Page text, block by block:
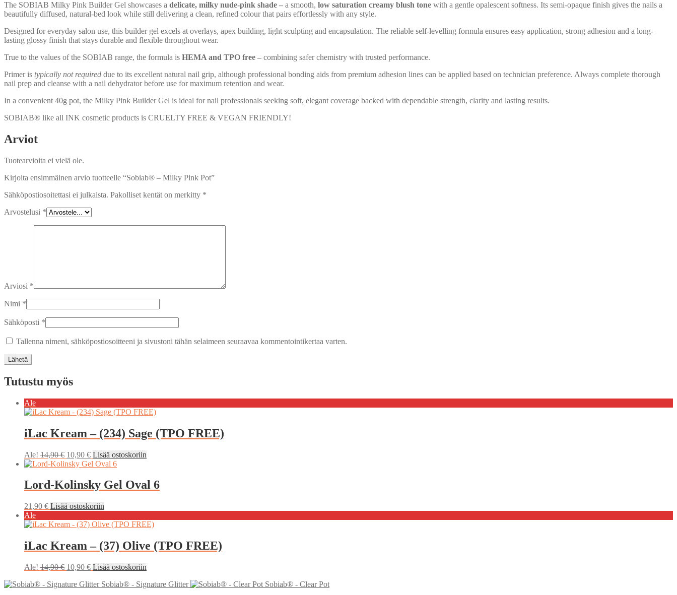
The SOBIAB Milky Pink Builder Gel showcases a delicate, milky nude-pink shade – a smooth, low saturation creamy blush tone with a gentle opalescent softness. Its semi-opaque finish gives the nails a
beautifully diffused, natural-bed look while still delivering a clean, refined colour that pairs effortlessly with any style.
Designed for everyday salon use, this builder gel excels at overlays, apex building, light sculpting and encapsulation. The reliable self-levelling formula ensures easy application, strong adhesion and a long-
lasting glossy finish that stays durable and flexible throughout wear.
True to the values of the SOBIAB range, the formula is HEMA and TPO free – combining safer chemistry with trusted performance.
Primer is typically not required due to its excellent natural nail grip, although professional bonding aids from premium adhesion lines can be applied based on technician preference. Always complete thorough
nail prep and cleanse with a nail dehydrator before use for maximum retention and wear.
In a convenient 40g pot, the Milky Pink Builder Gel is ideal for nail professionals seeking soft, elegant coverage backed with dependable strength, clarity and lasting results.
SOBIAB® like all INK cosmetic products is CRUELTY FREE & VEGAN FRIENDLY!
Arviot
Tuotearvioita ei vielä ole.
Kirjoita ensimmäinen arvio tuotteelle “Sobiab® – Milky Pink Pot”
Sähköpostiosoitettasi ei julkaista. Pakolliset kentät on merkitty *
Arvostelusi *
Arviosi *
Nimi *
Sähköposti *
Tallenna nimeni, sähköpostiosoitteeni ja sivustoni tähän selaimeen seuraavaa kommentointikertaa varten.
Tutustu myös
Ale
iLac Kream – (234) Sage (TPO FREE)
Ale! 14,90€ Alkuperäinen
hinta
14,90 €.
10,90 €Nykyinen
hinta
10,90 €.
Lisää ostoskoriin
Lord-Kolinsky Gel Oval 6
21,90 € Lisää ostoskoriin
Ale
iLac Kream – (37) Olive (TPO FREE)
Ale! 14,90€ Alkuperäinen
oli:
10,90 €Nykyinen
on:
Lisää ostoskoriin
Sobiab® - Signature Glitter
Sobiab® - Clear Pot